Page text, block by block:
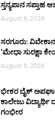
ಸ್ತನ್ಯಪಾನ ಸಪ್ತಾಹ
August 6, 2026
ಸರಗೂರು:
‘ಮೇಧಾ ಸುರಕ್ಷಾ
August 6, 2026
ಭೀಕರ ಬೈಕ್
ಕಾಲೇಜು ವಿದ್ಯಾರ್ಥಿ
ಗಂಭೀರ